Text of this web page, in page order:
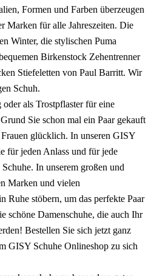
Formen und Farben überzeugen
Marken für alle Jahreszeiten. Die
Winter, die stylischen Puma
Birkenstock Zehentrenner
Stiefeletten von Paul Barritt. Wir
Schuh.
als Trostpflaster für eine
Sie schon mal ein Paar gekauft
glücklich. In unseren GISY
für jeden Anlass und für jede
In unserem großen und
Marken und vielen
Ruhe stöbern, um das perfekte Paar
schöne Damenschuhe, die auch Ihr
Bestellen Sie sich jetzt ganz
GISY Schuhe Onlineshop zu sich